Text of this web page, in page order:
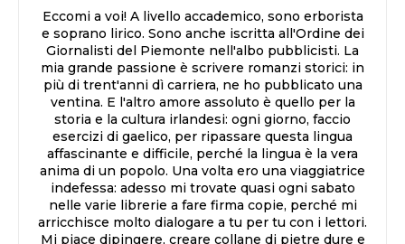
Eccomi a voi! A livello accademico, sono erborista
e soprano lirico. Sono anche iscritta all'Ordine dei
Giornalisti del Piemonte nell'albo pubblicisti. La
mia grande passione è scrivere romanzi storici: in
più di trent'anni dì carriera, ne ho pubblicato una
ventina. E l'altro amore assoluto è quello per la
storia e la cultura irlandesi: ogni giorno, faccio
esercizi di gaelico, per ripassare questa lingua
affascinante e difficile, perché la lingua è la vera
anima di un popolo. Una volta ero una viaggiatrice
indefessa: adesso mi trovate quasi ogni sabato
nelle varie librerie a fare firma copie, perché mi
arricchisce molto dialogare a tu per tu con i lettori.
Mi piace dipingere, creare collane di pietre dure e